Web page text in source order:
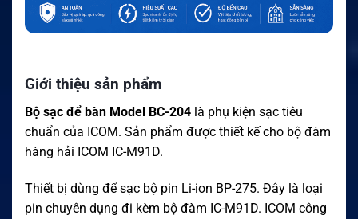
Giới thiệu sản phẩm
Bộ sạc để bàn Model BC-204 là phụ kiện sạc tiêu
chuẩn của ICOM. Sản phẩm được thiết kế cho bộ đàm
hàng hải ICOM IC-M91D.
Thiết bị dùng để sạc bộ pin Li-ion BP-275. Đây là loại
pin chuyên dụng đi kèm bộ đàm IC-M91D. ICOM công